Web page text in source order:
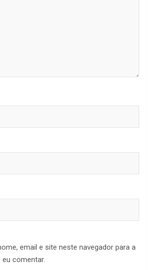
email e site neste navegador para a
comentar.